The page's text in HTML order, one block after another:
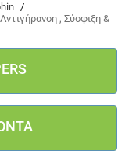
/
, Σύσφιξη &